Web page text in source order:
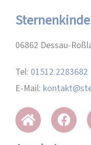
06862 Dessau-
Tel: 01512 2283682
E-Mail: